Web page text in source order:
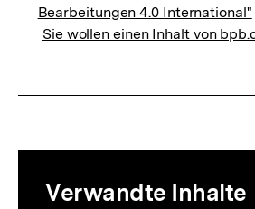
Bearbeitungen 4.0 International"
Sie wollen einen Inhalt von
zur
Verwandte Inhalte